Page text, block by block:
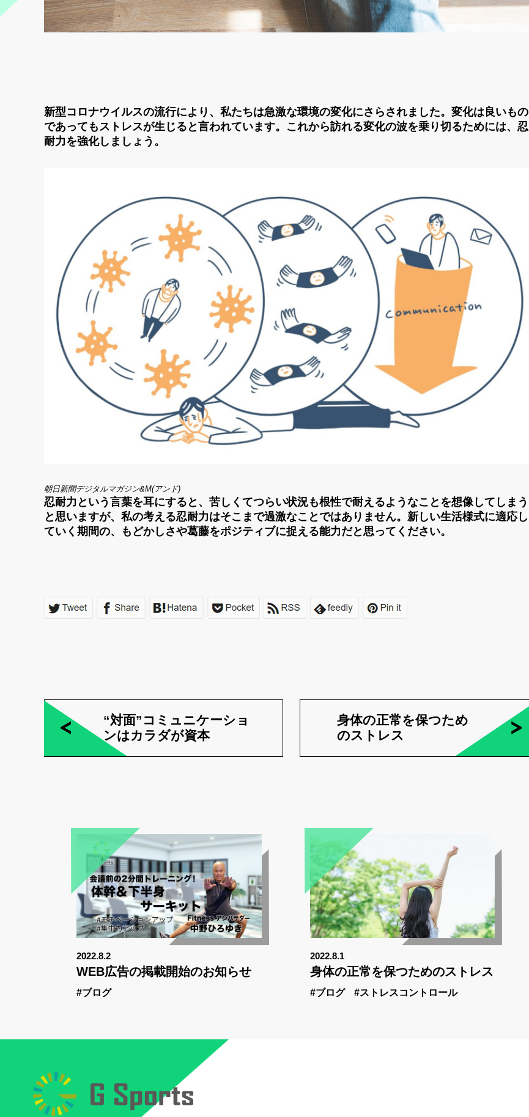
新型コロナウイルスの流行により、私たちは急激な環境の変化にさらされました。変化は良いもの
であってもストレスが生じると言われています。これから訪れる変化の波を乗り切るためには、忍
耐力を強化しましょう。
朝日新聞デジタルマガジン&M(アンド)
忍耐力という言葉を耳にすると、苦しくてつらい状況も根性で耐えるようなことを想像してしまう
と思いますが、私の考える忍耐力はそこまで過激なことではありません。新しい生活様式に適応し
ていく期間の、もどかしさや葛藤をポジティブに捉える能力だと思ってください。
“対面”コミュニケーショ
ンはカラダが資本
身体の正常を保つため
のストレス
2022.8.2
WEB広告の掲載開始のお知らせ
#ブログ
2022.8.1
身体の正常を保つためのストレス
#ブログ #ストレスコントロール